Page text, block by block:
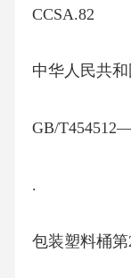
CCSA.82
中华人民共
GB/
.
包装塑料桶